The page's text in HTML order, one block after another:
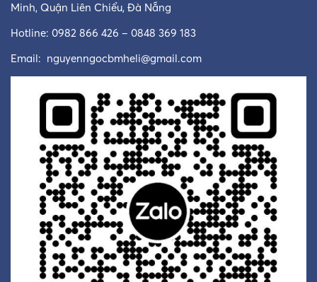
Minh, Quận Liên Chiểu, Đà Nẵng
Hotline: 0982 866 426 – 0848 369 183
Email: nguyenngocbmheli@gmail.com